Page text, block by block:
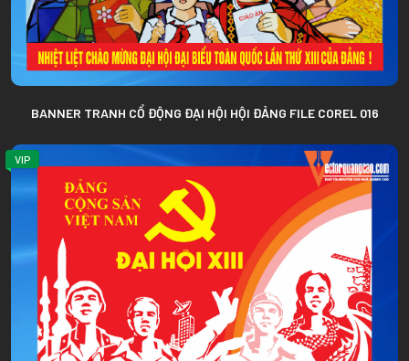
BANNER TRANH CỔ ĐỘNG ĐẠI HỘI HỘI ĐẢNG FILE COREL 016
VIP